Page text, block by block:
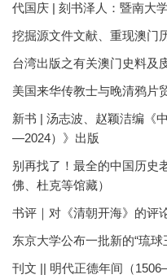
代国庆 | 刻书泽人：暨南大
挖掘源文件文献、重现澳门
台湾出版之有关澳门史料及
美国来华传教士与晚清鸦片
新书 | 汤志波、赵颖洁编《
—2024）》出版
别再找了！最全的中国历史
佛、杜克等馆藏）
书评｜对《清朝开海》的评
东京大学公布一批新的“琉球
刊文 || 明代正德年间（